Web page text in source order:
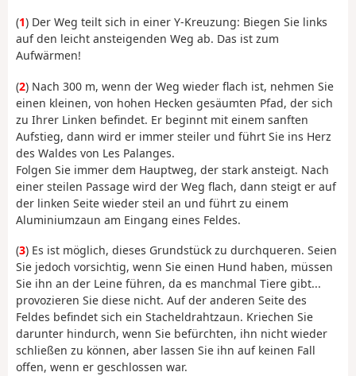
(1) Der Weg teilt sich in einer Y-Kreuzung: Biegen Sie links
auf den leicht ansteigenden Weg ab. Das ist zum
Aufwärmen!
(2) Nach 300 m, wenn der Weg wieder flach ist, nehmen Sie
einen kleinen, von hohen Hecken gesäumten Pfad, der sich
zu Ihrer Linken befindet. Er beginnt mit einem sanften
Aufstieg, dann wird er immer steiler und führt Sie ins Herz
des Waldes von Les Palanges.
Folgen Sie immer dem Hauptweg, der stark ansteigt. Nach
einer steilen Passage wird der Weg flach, dann steigt er auf
der linken Seite wieder steil an und führt zu einem
Aluminiumzaun am Eingang eines Feldes.
(3) Es ist möglich, dieses Grundstück zu durchqueren. Seien
Sie jedoch vorsichtig, wenn Sie einen Hund haben, müssen
Sie ihn an der Leine führen, da es manchmal Tiere gibt...
provozieren Sie diese nicht. Auf der anderen Seite des
Feldes befindet sich ein Stacheldrahtzaun. Kriechen Sie
darunter hindurch, wenn Sie befürchten, ihn nicht wieder
schließen zu können, aber lassen Sie ihn auf keinen Fall
offen, wenn er geschlossen war.